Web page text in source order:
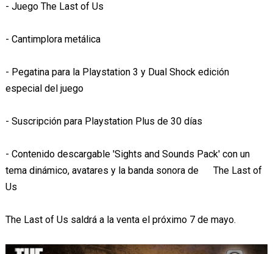
- Juego The Last of Us
- Cantimplora metálica
- Pegatina para la Playstation 3 y Dual Shock edición
especial del juego
- Suscripción para Playstation Plus de 30 días
- Contenido descargable 'Sights and Sounds Pack' con un
tema dinámico, avatares y la banda sonora de The Last of
Us
The Last of Us saldrá a la venta el próximo 7 de mayo.